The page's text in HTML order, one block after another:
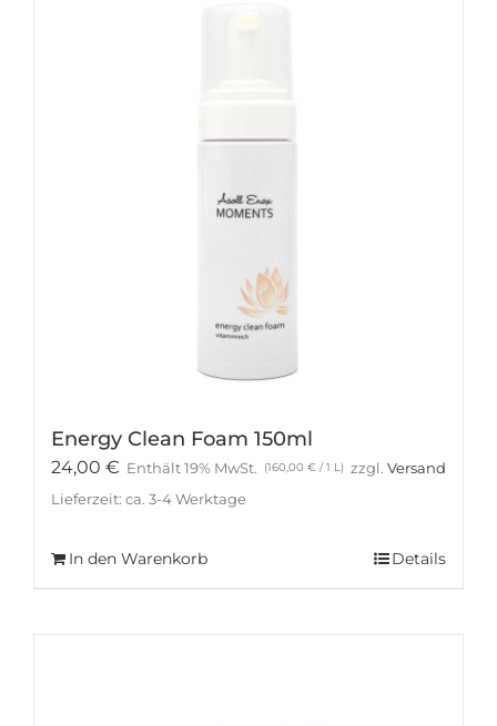
Energy Clean Foam 150ml
24,00 € Enthält 19% MwSt. (160,00 € / 1 L) zzgl. Versand
Lieferzeit: ca. 3-4 Werktage
In den Warenkorb Details